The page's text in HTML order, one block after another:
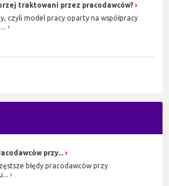
traktowani przez pracodawców?
czyli model pracy oparty na współpracy
przy...
błędy pracodawców przy